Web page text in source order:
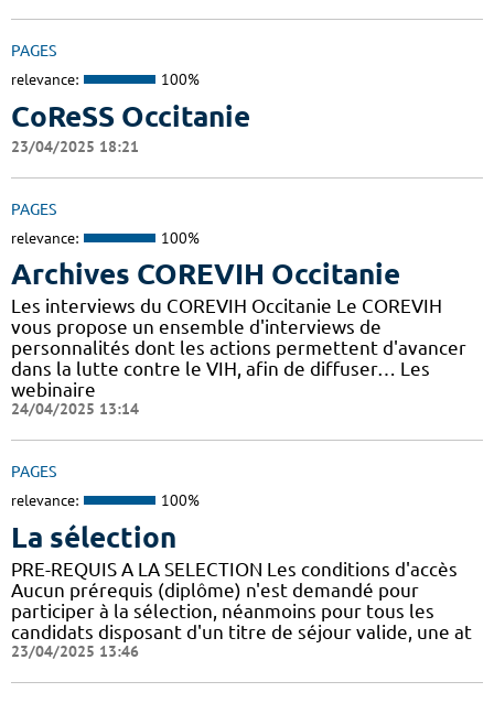
PAGES
relevance: 100%
CoReSS Occitanie
23/04/2025 18:21
PAGES
relevance: 100%
Archives COREVIH Occitanie
Les interviews du COREVIH Occitanie Le COREVIH
vous propose un ensemble d'interviews de
personnalités dont les actions permettent d'avancer
dans la lutte contre le VIH, afin de diffuser… Les
webinaire
24/04/2025 13:14
PAGES
relevance: 100%
La sélection
PRE-REQUIS A LA SELECTION Les conditions d'accès
Aucun prérequis (diplôme) n'est demandé pour
participer à la sélection, néanmoins pour tous les
candidats disposant d'un titre de séjour valide, une at
23/04/2025 13:46